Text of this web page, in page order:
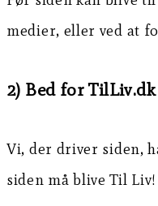
medier, eller ved at
2) Bed for TilLiv.dk
Vi, der driver siden,
siden må blive Til Liv!